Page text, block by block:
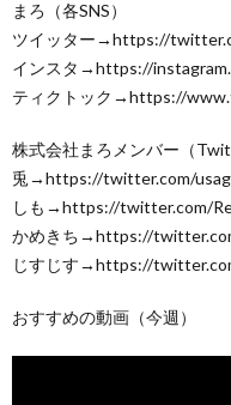
まろ（各SNS）
ツイッター→https://
インスタ→https://
ティクトック→https://
株式会社まろメンバー（
兎→https://twitter.com/
しも→https://twitter.com/
かめきち→https://
じすじす→https://
おすすめの動画（今週）